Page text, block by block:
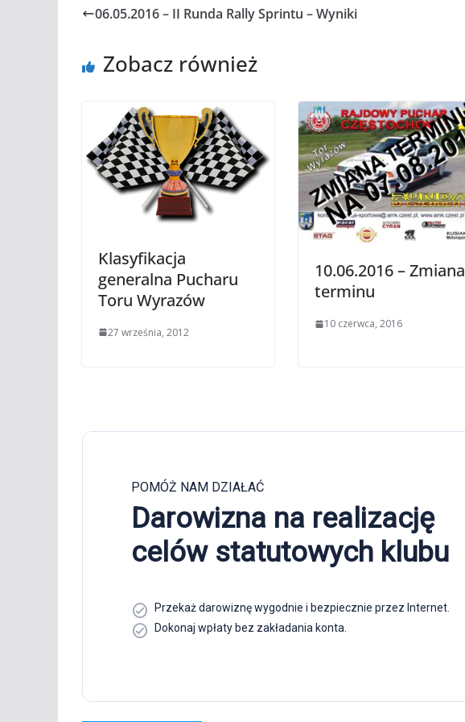
06.05.2016 – II Runda Rally Sprintu – Wyniki
Zobacz również
Klasyfikacja
generalna Pucharu
Toru Wyrazów
27 września, 2012
10.06.2016 – Zmiana
terminu
10 czerwca, 2016